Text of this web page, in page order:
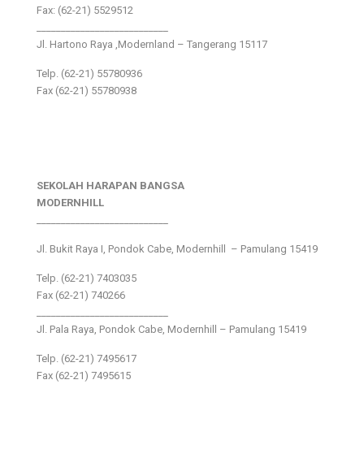
Fax: (62-21) 5529512
Jl. Hartono Raya ,Modernland – Tangerang 15117
Telp. (62-21) 55780936
Fax (62-21) 55780938
SEKOLAH HARAPAN BANGSA
MODERNHILL
Jl. Bukit Raya I, Pondok Cabe, Modernhill – Pamulang 15419
Telp. (62-21) 7403035
Fax (62-21) 740266
Jl. Pala Raya, Pondok Cabe, Modernhill – Pamulang 15419
Telp. (62-21) 7495617
Fax (62-21) 7495615